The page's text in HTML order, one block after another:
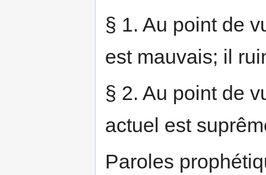
§ 1. Au point de
est mauvais; il
§ 2. Au point de
actuel est
Paroles